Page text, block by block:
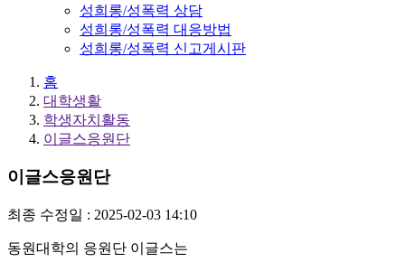
성희롱/성폭력 상담
성희롱/성폭력 대응방법
성희롱/성폭력 신고게시판
홈
대학생활
학생자치활동
이글스응원단
이글스응원단
최종 수정일 : 2025-02-03 14:10
동원대학의 응원단 이글스는